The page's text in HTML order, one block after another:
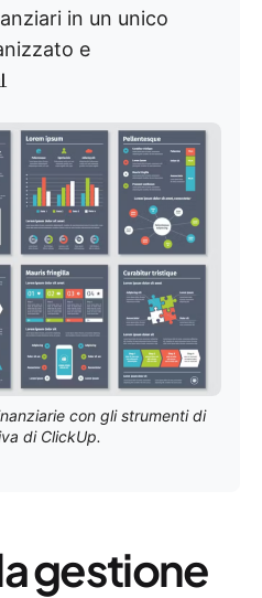
in un unico
e
con gli strumenti di
di ClickUp.
gestione